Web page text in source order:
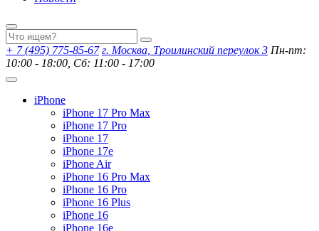
+ 7 (495) 775-85-67 г. Москва, Троилинский переулок 3 Пн-пт:
10:00 - 18:00, Сб: 11:00 - 17:00
iPhone
iPhone 17 Pro Max
iPhone 17 Pro
iPhone 17
iPhone 17e
iPhone Air
iPhone 16 Pro Max
iPhone 16 Pro
iPhone 16 Plus
iPhone 16
iPhone 16e